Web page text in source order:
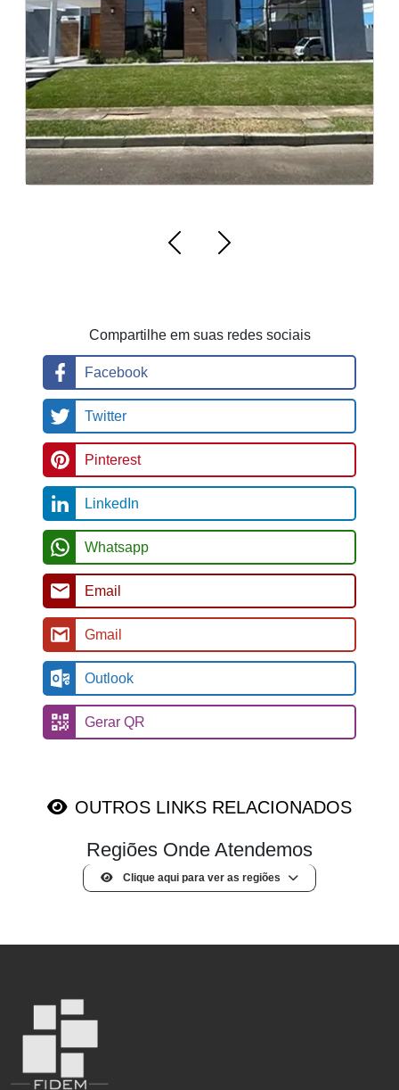
Gravataí
d
e
c
h
a
v
e
s
Compartilhe em suas redes sociais
Facebook
Twitter
Pinterest
LinkedIn
Whatsapp
Email
Gmail
Outlook
Gerar QR
OUTROS LINKS RELACIONADOS
Regiões Onde Atendemos
Clique aqui para ver as regiões